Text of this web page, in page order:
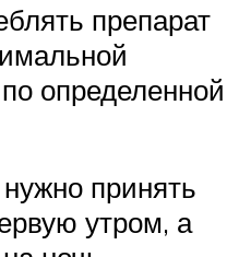
препарат
определенной
принять
утром, а